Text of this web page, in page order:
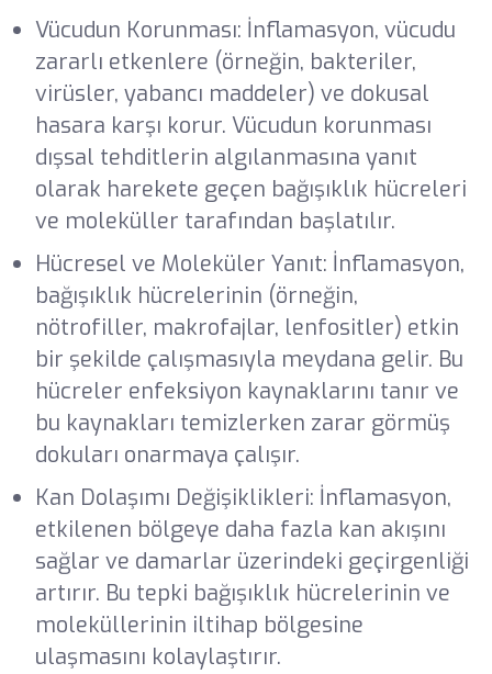
Vücudun Korunması: İnflamasyon, vücudu
zararlı etkenlere (örneğin, bakteriler,
virüsler, yabancı maddeler) ve dokusal
hasara karşı korur. Vücudun korunması
dışsal tehditlerin algılanmasına yanıt
olarak harekete geçen bağışıklık hücreleri
ve moleküller tarafından başlatılır.
Hücresel ve Moleküler Yanıt: İnflamasyon,
bağışıklık hücrelerinin (örneğin,
nötrofiller, makrofajlar, lenfositler) etkin
bir şekilde çalışmasıyla meydana gelir. Bu
hücreler enfeksiyon kaynaklarını tanır ve
bu kaynakları temizlerken zarar görmüş
dokuları onarmaya çalışır.
Kan Dolaşımı Değişiklikleri: İnflamasyon,
etkilenen bölgeye daha fazla kan akışını
sağlar ve damarlar üzerindeki geçirgenliği
artırır. Bu tepki bağışıklık hücrelerinin ve
moleküllerinin iltihap bölgesine
ulaşmasını kolaylaştırır.